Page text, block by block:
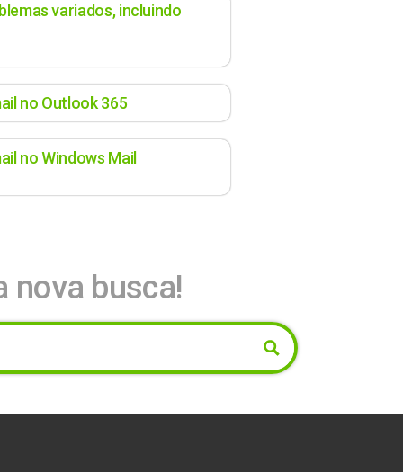
variados, incluindo
no Outlook 365
no Windows Mail
nova busca!